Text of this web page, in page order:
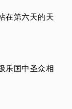
在第六天的天
乐国中圣众相